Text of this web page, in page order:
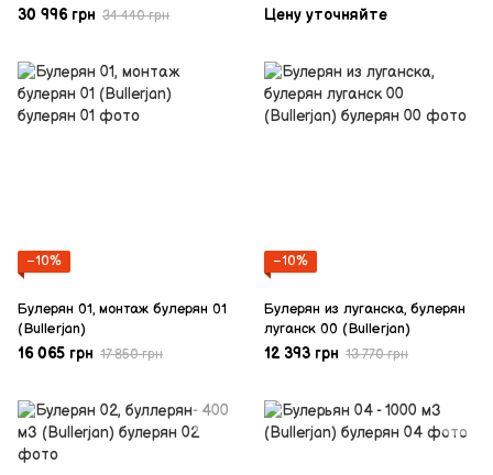
30 996 грн 34 440 грн
Запорожье
Цену уточняйте
−10%
Булерян 01, монтаж булерян 01
(Bullerjan)
16 065 грн 17 850 грн
−10%
Булерян из луганска, булерян
луганск 00 (Bullerjan)
12 393 грн 13 770 грн